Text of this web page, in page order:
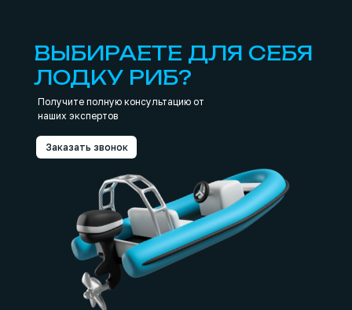
ВЫБИРАЕТЕ ДЛЯ СЕБЯ
ЛОДКУ РИБ?
Получите полную консультацию от
наших экспертов
Заказать звонок